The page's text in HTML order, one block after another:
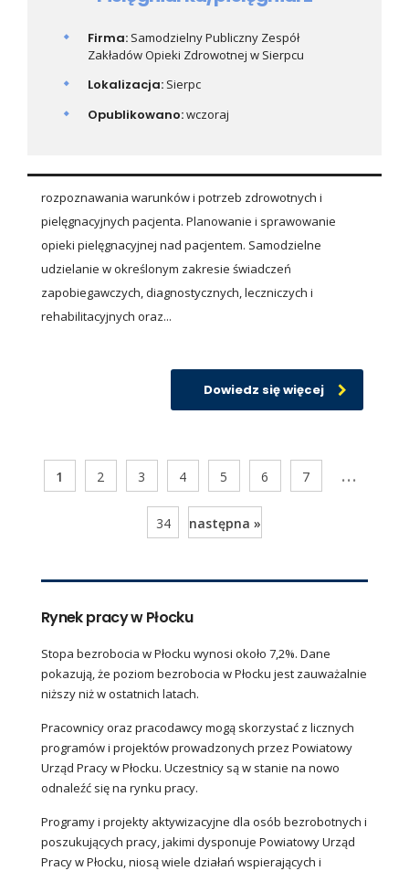
Firma: Samodzielny Publiczny Zespół
Zakładów Opieki Zdrowotnej w Sierpcu
Lokalizacja: Sierpc
Opublikowano:wczoraj
rozpoznawania warunków i potrzeb zdrowotnych i
pielęgnacyjnych pacjenta. Planowanie i sprawowanie
opieki pielęgnacyjnej nad pacjentem. Samodzielne
udzielanie w określonym zakresie świadczeń
zapobiegawczych, diagnostycznych, leczniczych i
rehabilitacyjnych oraz...
Dowiedz się więcej
1 2 3 4 5 6 7 ...
34 następna »
Rynek pracy w Płocku
Stopa bezrobocia w Płocku wynosi około 7,2%. Dane
pokazują, że poziom bezrobocia w Płocku jest zauważalnie
niższy niż w ostatnich latach.
Pracownicy oraz pracodawcy mogą skorzystać z licznych
programów i projektów prowadzonych przez Powiatowy
Urząd Pracy w Płocku. Uczestnicy są w stanie na nowo
odnaleźć się na rynku pracy.
Programy i projekty aktywizacyjne dla osób bezrobotnych i
poszukujących pracy, jakimi dysponuje Powiatowy Urząd
Pracy w Płocku, niosą wiele działań wspierających i